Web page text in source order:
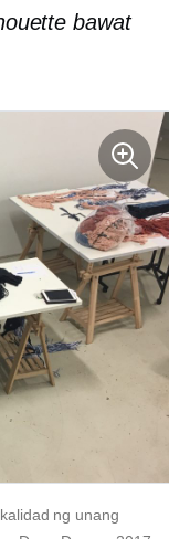
bawat
ng unang